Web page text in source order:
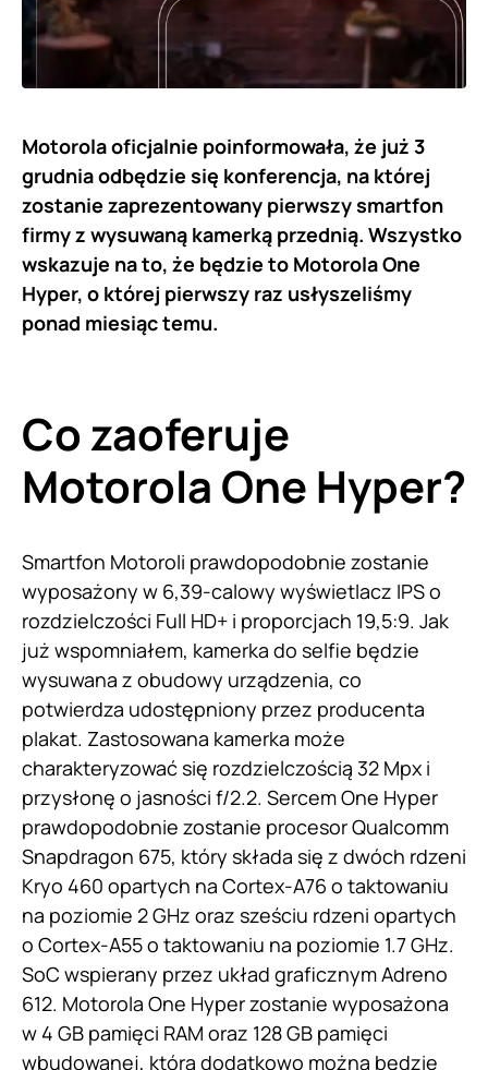
Motorola oficjalnie poinformowała, że już 3
grudnia odbędzie się konferencja, na której
zostanie zaprezentowany pierwszy smartfon
firmy z wysuwaną kamerką przednią. Wszystko
wskazuje na to, że będzie to Motorola One
Hyper, o której pierwszy raz usłyszeliśmy
ponad miesiąc temu.
Co zaoferuje
Motorola One Hyper?
Smartfon Motoroli prawdopodobnie zostanie
wyposażony w 6,39-calowy wyświetlacz IPS o
rozdzielczości Full HD+ i proporcjach 19,5:9. Jak
już wspomniałem, kamerka do selfie będzie
wysuwana z obudowy urządzenia, co
potwierdza udostępniony przez producenta
plakat. Zastosowana kamerka może
charakteryzować się rozdzielczością 32 Mpx i
przysłonę o jasności f/2.2. Sercem One Hyper
prawdopodobnie zostanie procesor Qualcomm
Snapdragon 675, który składa się z dwóch rdzeni
Kryo 460 opartych na Cortex-A76 o taktowaniu
na poziomie 2 GHz oraz sześciu rdzeni opartych
o Cortex-A55 o taktowaniu na poziomie 1.7 GHz.
SoC wspierany przez układ graficznym Adreno
612. Motorola One Hyper zostanie wyposażona
w 4 GB pamięci RAM oraz 128 GB pamięci
wbudowanej, którą dodatkowo można będzie